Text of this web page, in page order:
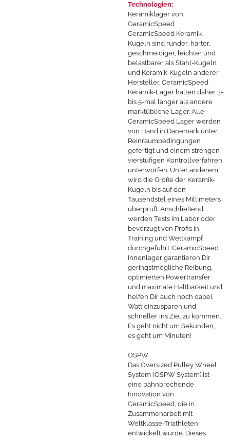
Technologien:
Keramiklager von
CeramicSpeed
CeramicSpeed Keramik-
Kugeln sind runder, härter,
geschmeidiger, leichter und
belastbarer als Stahl-Kugeln
und Keramik-Kugeln anderer
Hersteller. CeramicSpeed
Keramik-Lager halten daher 3-
bis 5-mal länger als andere
marktübliche Lager. Alle
CeramicSpeed Lager werden
von Hand in Dänemark unter
Reinraumbedingungen
gefertigt und einem strengen
vierstufigen Kontrollverfahren
unterworfen. Unter anderem
wird die Größe der Keramik-
Kugeln bis auf den
Tausendstel eines Millimeters
überprüft. Anschließend
werden Tests im Labor oder
bevorzugt von Profis in
Training und Wettkampf
durchgeführt. CeramicSpeed
Innenlager garantieren Dir
geringstmögliche Reibung,
optimierten Powertransfer
und maximale Haltbarkeit und
helfen Dir auch noch dabei,
Watt einzusparen und
schneller ins Ziel zu kommen.
Es geht nicht um Sekunden,
es geht um Minuten!
OSPW
Das Oversized Pulley Wheel
System (OSPW System) ist
eine bahnbrechende
Innovation von
CeramicSpeed, die in
Zusammenarbeit mit
Weltklasse-Triathleten
entwickelt wurde. Dieses